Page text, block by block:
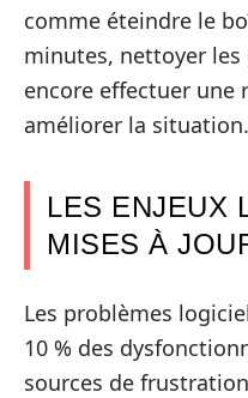
comme éteindre le
minutes, nettoyer
encore effectuer
améliorer la situation.
LES ENJEUX
MISES À
Les problèmes
10 % des
sources de